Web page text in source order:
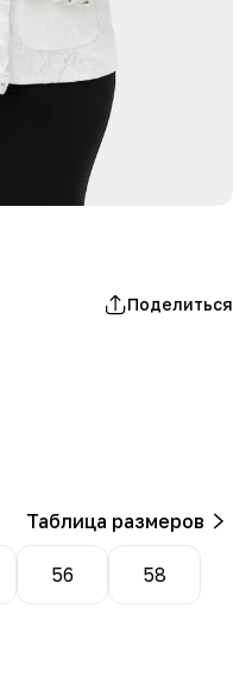
Поделиться
Таблица размеров
56 58